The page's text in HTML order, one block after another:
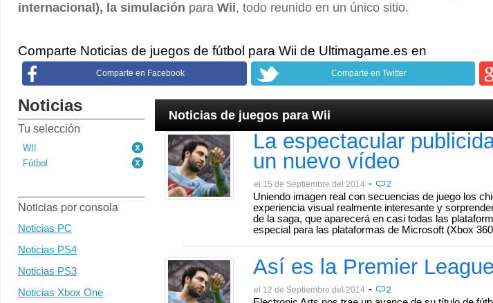
internacional), la simulación para Wii, todo reunido en un único sitio.
Comparte Noticias de juegos de fútbol para Wii de Ultimagame.es en
Comparte en Facebook Comparte en Twitter
Noticias
Tu selección
WII
Fútbol
Noticias por consola
Noticias PC
Noticias PS4
Noticias PS3
Noticias Xbox One
Noticias de juegos para Wii
La espectacular
un nuevo vídeo
el 15 de Septiembre del 2014 - 2
Uniendo imagen real con secuencias de juego los
experiencia visual realmente interesante y
de la saga, que aparecerá en casi todas las
especial para las plataformas de Microsoft (Xbox
Así es la Premier
el 12 de Septiembre del 2014 - 2